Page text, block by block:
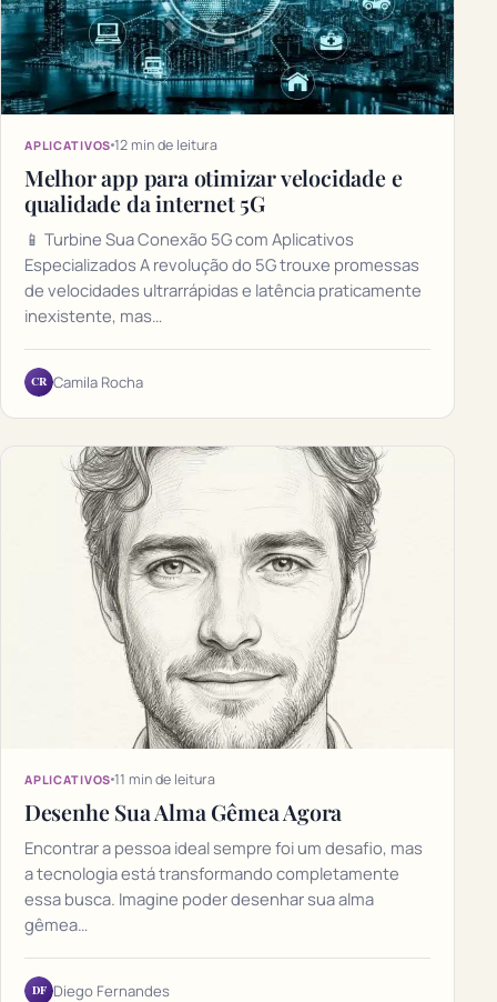
APLICATIVOS 12 min de leitura
Melhor app para otimizar velocidade e
qualidade da internet 5G
📱 Turbine Sua Conexão 5G com Aplicativos
Especializados A revolução do 5G trouxe promessas
de velocidades ultrarrápidas e latência praticamente
inexistente, mas…
CR Camila Rocha
APLICATIVOS 11 min de leitura
Desenhe Sua Alma Gêmea Agora
Encontrar a pessoa ideal sempre foi um desafio, mas
a tecnologia está transformando completamente
essa busca. Imagine poder desenhar sua alma
gêmea…
DF Diego Fernandes